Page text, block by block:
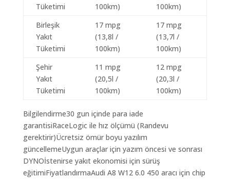
Tüketimi
100km)
100km)
Birleşik
Yakıt
Tüketimi
17 mpg
(13,8l /
100km)
17 mpg
(13,7l /
100km)
Şehir
Yakıt
Tüketimi
11 mpg
(20,5l /
100km)
12 mpg
(20,3l /
100km)
Bilgilendirme30 gun içinde para iade
garantisiRaceLogic ile hız ölçümü (Randevu
gerektirir)Ücretsiz ömür boyu yazılım
güncellemeUygun araçlar için yazım öncesi ve sonrası
DYNOİstenirse yakıt ekonomisi için sürüş
eğitimiFiyatlandırmaAudi A8 W12 6.0 450 aracı için chip